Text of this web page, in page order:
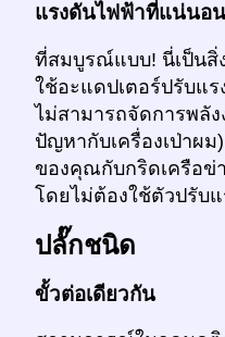
แรงดันไฟฟ้าที่แน่นอน
ที่สมบูรณ์แบบ! นี่เป็นสิ่
ใช้อะแดปเตอร์ปรับแ
ไม่สามารถจัดการพลั
ปัญหากับเครื่องเป่าผ
ของคุณกับกริดเครือข่
โดยไม่ต้องใช้ตัวปรับ
ปลั๊กชนิด
ขั้วต่อเดียวกัน